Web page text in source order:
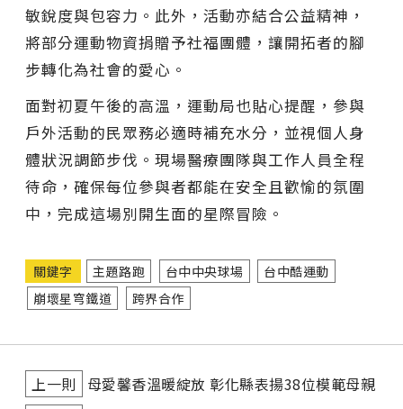
敏銳度與包容力。此外，活動亦結合公益精神，
將部分運動物資捐贈予社福團體，讓開拓者的腳
步轉化為社會的愛心。
面對初夏午後的高溫，運動局也貼心提醒，參與
戶外活動的民眾務必適時補充水分，並視個人身
體狀況調節步伐。現場醫療團隊與工作人員全程
待命，確保每位參與者都能在安全且歡愉的氛圍
中，完成這場別開生面的星際冒險。
關鍵字 主題路跑 台中中央球場
台中酷運動
崩壞星穹鐵道
跨界合作
上一則
母愛馨香溫暖綻放 彰化縣表揚38位模範母親